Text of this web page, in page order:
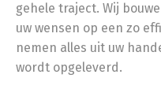
gehele traject. Wij
uw wensen op een zo
nemen alles uit uw
wordt opgeleverd.